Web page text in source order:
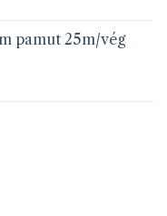
pamut 25m/vég